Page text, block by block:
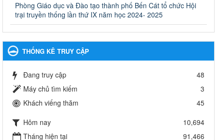
Hướng dẫn thực hiện nhiệm vụ giáo dục tiểu học năm học
2024-2025
Hướng dẫn thực hiện nhiệm vụ giáo dục tiểu học năm học 2024-
2025
Ngày ban hành: 26/09/2024
Tổ chức các hoạt động hè cho học sinh năm 2024
Ngày ban hành: 24/05/2024
Tổ chức phong trào trồng cây xanh trong ngành Giáo dục
Tổ chức phong trào trồng cây xanh trong ngành Giáo dục và Đào
tạo năm 2024
Phòng Giáo dục và Đào tạo thành phố Bến Cát tổ chức Hội
trại truyền thống lần thứ IX năm học 2024- 2025
THỐNG KÊ TRUY CẬP
Đang truy cập
48
Máy chủ tìm kiếm
3
Khách viếng thăm
45
Hôm nay
10,694
Tháng hiện tại
91,466